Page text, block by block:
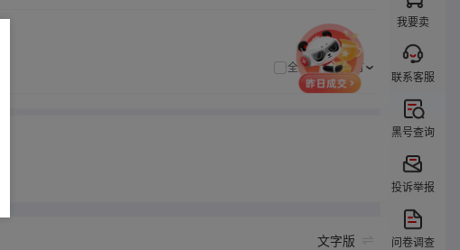
全选全部都要有
文字版
我要卖
联系客服
黑号查询
投诉举报
问卷调查